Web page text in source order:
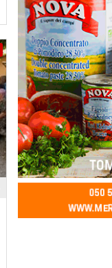
GÜNDƏM
Məmmədnağı
sədr müavini oldu
05.08.2026- 12:30
GÜNDƏM
Milli Məclisin
Zaqatalanın dağ
Cimcimax
-FOTOLAR
05.08.2026 - 12:15